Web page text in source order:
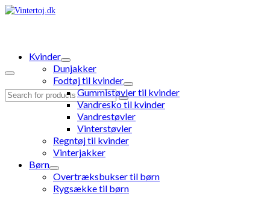
Search
Kvinder
Dunjakker
Fodtøj til kvinder
Gummistøvler til kvinder
Vandresko til kvinder
Vandrestøvler
Vinterstøvler
Regntøj til kvinder
Vinterjakker
Børn
Overtræksbukser til børn
Rygsække til børn